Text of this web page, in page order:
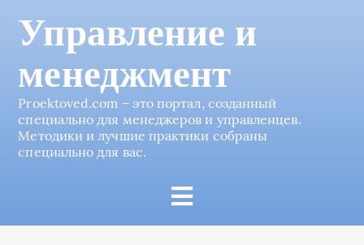
Управление и
менеджмент
Proektoved.com – это портал, созданный
специально для менеджеров и управленцев.
Методики и лучшие практики собраны
специально для вас.